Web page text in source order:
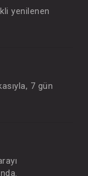
yenilenen
7 gün